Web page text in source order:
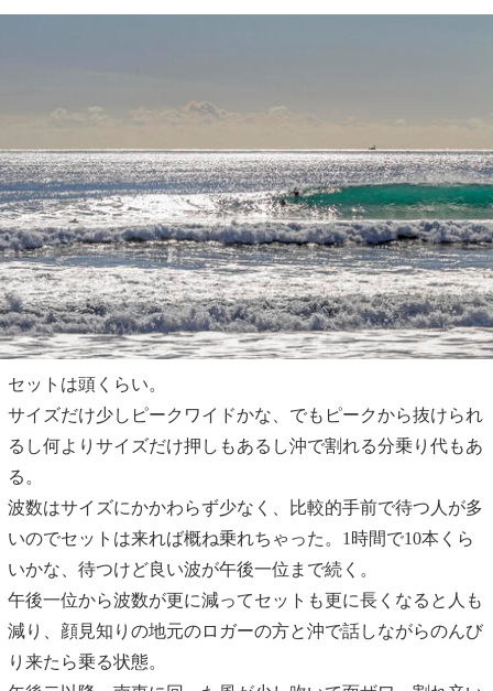
セットは頭くらい。
サイズだけ少しピークワイドかな、でもピークから抜けられ
るし何よりサイズだけ押しもあるし沖で割れる分乗り代もあ
る。
波数はサイズにかかわらず少なく、比較的手前で待つ人が多
いのでセットは来れば概ね乗れちゃった。1時間で10本くら
いかな、待つけど良い波が午後一位まで続く。
午後一位から波数が更に減ってセットも更に長くなると人も
減り、顔見知りの地元のロガーの方と沖で話しながらのんび
り来たら乗る状態。